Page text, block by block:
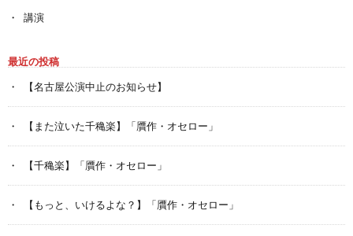
講演
最近の投稿
【名古屋公演中止のお知らせ】
【また泣いた千穐楽】「贋作・オセロー」
【千穐楽】「贋作・オセロー」
【もっと、いけるよな？】「贋作・オセロー」